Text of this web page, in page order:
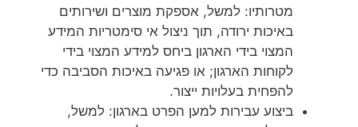
מטרותיו: למשל, אספקת מוצרים ושירותים
באיכות ירודה, תוך ניצול אי סימטריות המידע
המצוי בידי הארגון ביחס למידע המצוי בידי
לקוחות הארגון; או פגיעה באיכות הסביבה כדי
להפחית בעלויות ייצור.
ביצוע עבירות למען הפרט בארגון: למשל,